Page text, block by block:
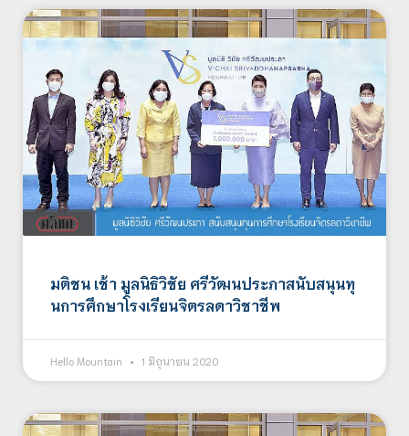
มติชน เช้า มูลนิธิวิชัย ศรีวัฒนประภาสนับสนุนทุ
นการศึกษาโรงเรียนจิตรลดาวิชาชีพ
Hello Mountain 1 มิถุนายน 2020